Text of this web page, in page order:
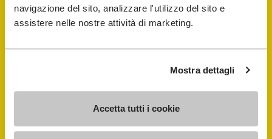
navigazione del sito, analizzare l'utilizzo del sito e
assistere nelle nostre attività di marketing.
Mostra dettagli
Accetta tutti i cookie
FiveFingers Guía